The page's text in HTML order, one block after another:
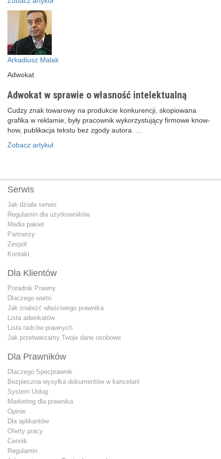
Arkadiusz Malak
Adwokat
Adwokat w sprawie o własność intelektualną
Cudzy znak towarowy na produkcie konkurencji, skopiowana
grafika w reklamie, były pracownik wykorzystujący firmowe know-
how, publikacja tekstu bez zgody autora. …
Zobacz artykuł
Serwis
Jak działa serwis
Regulamin dla użytkowników
Media pakiet
Partnerzy
Zespół
Kontakt
Dla Klientów
Poradnik Prawny
Dlaczego warto
Jak znależć właściwego prawnika
Lista adwokatów
Lista radców prawnych
Jak przetwarzamy Twoje dane osobowe
Dla Prawników
Dlaczego Specprawnik
Bezpieczna wysyłka dokumentów w kancelarii
System Usług
Marketing dla prawnika
Opinie
Dla aplikantów
Oferty pracy
Cennik
Regulamin